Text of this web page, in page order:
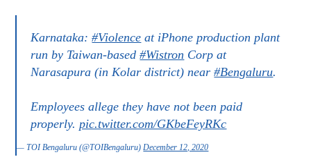
Karnataka:#Violence at iPhone production plant
run by Taiwan-based#Wistron Corp at
Narasapura (in Kolar district) near#Bengaluru.
Employees allege they have not been paid
properly.pic.twitter.com/GKbeFeyRKc
— TOI Bengaluru (@TOIBengaluru)December 12, 2020